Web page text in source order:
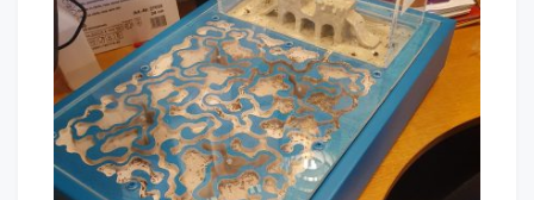
bú
auramauranna